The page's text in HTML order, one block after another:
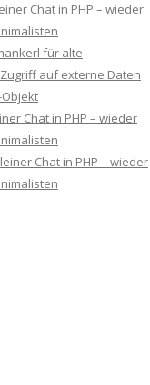
Chat in PHP – wieder
für alte
auf externe Daten
Chat in PHP – wieder
Chat in PHP – wieder